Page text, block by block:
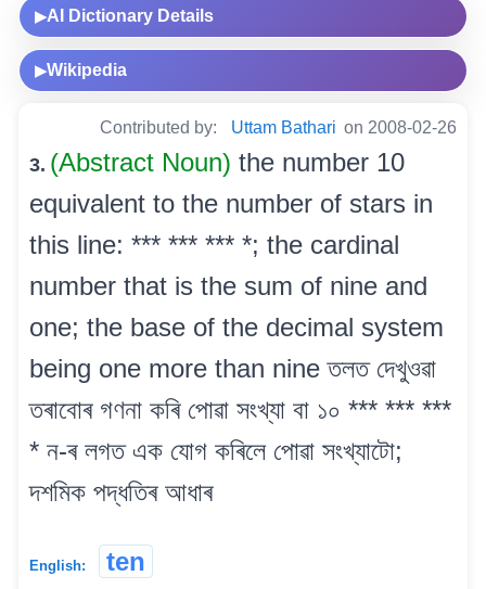
▶AI Dictionary Details
▶Wikipedia
Contributed by: Uttam Bathari on 2008-02-26
3. (Abstract Noun) the number 10
equivalent to the number of stars in
this line: *** *** *** *; the cardinal
number that is the sum of nine and
one; the base of the decimal system
being one more than nine তলত দেখুওৱা
তৰাবোৰ গণনা কৰি পোৱা সংখ্যা বা ১০ *** *** ***
* ন-ৰ লগত এক যোগ কৰিলে পোৱা সংখ্যাটো;
দশমিক পদ্ধতিৰ আধাৰ
English: ten